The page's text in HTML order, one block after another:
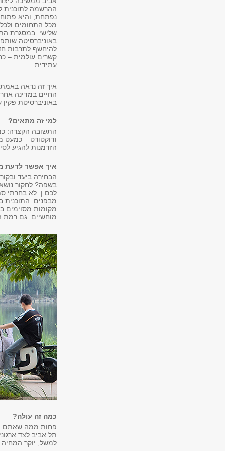
מכל התחומים
שלישי. במסגרת
באוניברסיטה
להיחשף לתרבות
קשרים עולמית –
עתידית.
איך זה נראה
החיים במדינה
באוניברסיטת
למי זה מתאים?
התשובה הקצרה:
ודוקטורט – כמעט
הזדמנות להגיע
איך אפשר לדעת
הבחירה ביעד
בשפה? לחקור
לכם.ן. לא בחרתי
מבפנים. התוכנית
מקומות מסוימים
מוחשיים. גם רמת
כמה זה עולה?
פחות ממה שאתם.ן
תל אביב לצד
למשל, יוקר המחיה